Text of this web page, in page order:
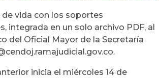
de vida con los soportes
integrada en un solo archivo PDF, al
del Oficial Mayor de la Secretaría
inicia el miércoles 14 de